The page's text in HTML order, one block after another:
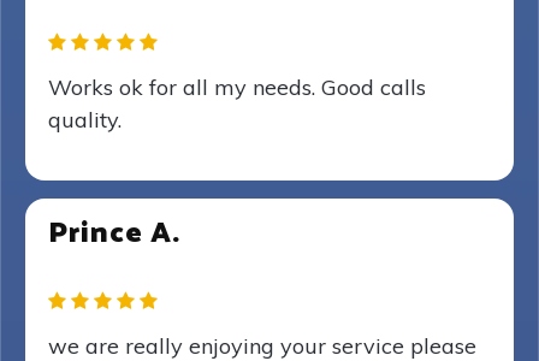
Works ok for all my needs. Good calls
quality.
Prince A.
we are really enjoying your service please